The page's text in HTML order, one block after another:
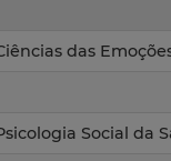
das
Social da